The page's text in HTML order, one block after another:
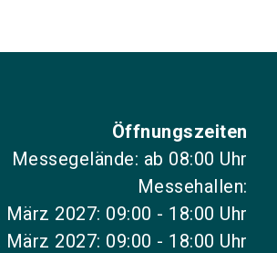
Öffnungszeiten
Messegelände: ab 08:00 Uhr
Messehallen:
März 2027: 09:00 - 18:00 Uhr
März 2027: 09:00 - 18:00 Uhr